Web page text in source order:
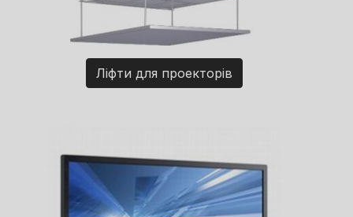
Ліфти для проекторів